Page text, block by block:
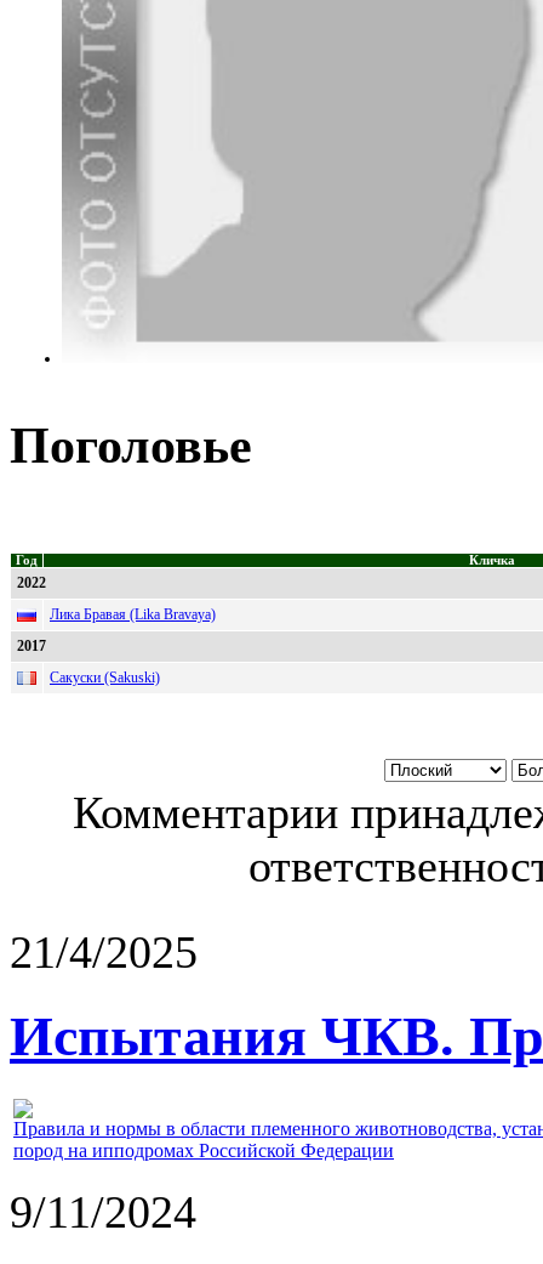
Поголовье
Год Кличка
2022
Лика Бравая (Lika Bravaya)
2017
Сакуски (Sakuski)
Комментарии
21/4/2025
Испытания ЧКВ.
Правила и нормы в области племенного животноводства,
пород на ипподромах Российской Федерации
9/11/2024